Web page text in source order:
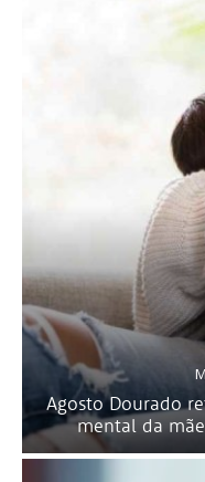
Agosto Dourado
mental da